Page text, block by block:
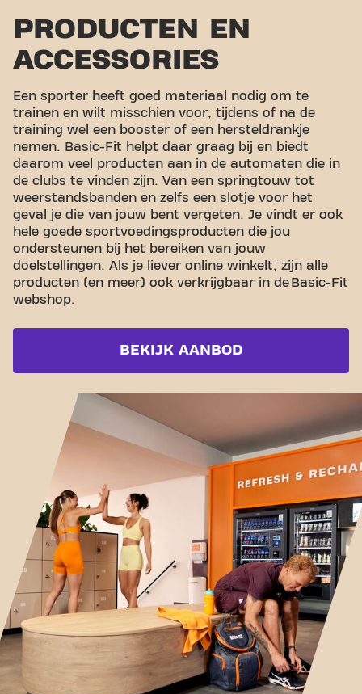
PRODUCTEN EN
ACCESSORIES
Een sporter heeft goed materiaal nodig om te
trainen en wilt misschien voor, tijdens of na de
training wel een booster of een hersteldrankje
nemen. Basic-Fit helpt daar graag bij en biedt
daarom veel producten aan in de automaten die in
de clubs te vinden zijn. Van een springtouw tot
weerstandsbanden en zelfs een slotje voor het
geval je die van jouw bent vergeten. Je vindt er ook
hele goede sportvoedingsproducten die jou
ondersteunen bij het bereiken van jouw
doelstellingen. Als je liever online winkelt, zijn alle
producten (en meer) ook verkrijgbaar in de Basic-Fit
webshop.
BEKIJK AANBOD